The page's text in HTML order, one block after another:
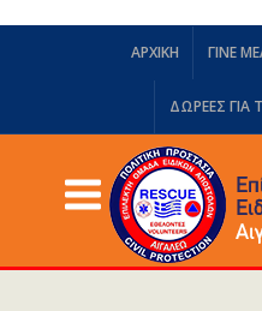
ΑΡΧΙΚΗ ΓΙΝΕ
ΔΩΡΕΈΣ